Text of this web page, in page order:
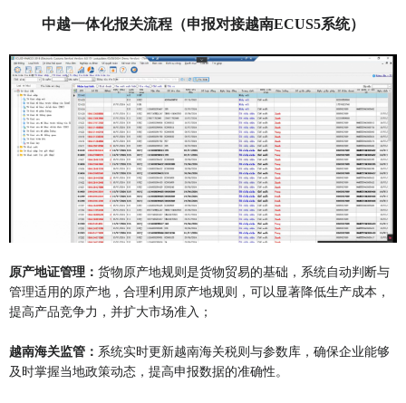
中越一体化报关流程（申报对接越南ECUS5系统）
原产地证管理 ： 货物原产地规则是货物贸易的基础，系统自动判断与
管理适用的原产地，合理利用原产地规则，可以显著降低生产成本，
提高产品竞争力，并扩大市场准入；
越南海关监管： 系统实时更新越南海关税则与参数库，确保企业能够
及时掌握当地政策动态，提高申报数据的准确性。